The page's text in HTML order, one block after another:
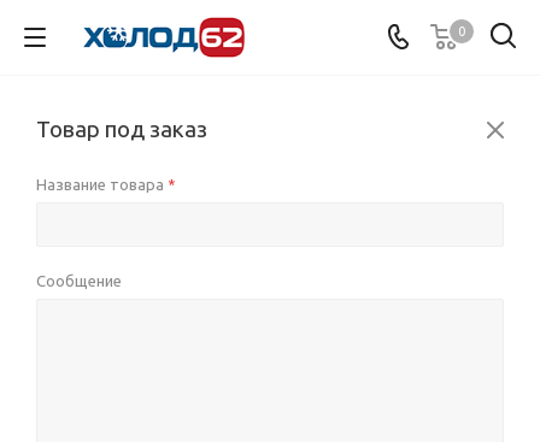
0
Товар под заказ
Название товара *
Сообщение